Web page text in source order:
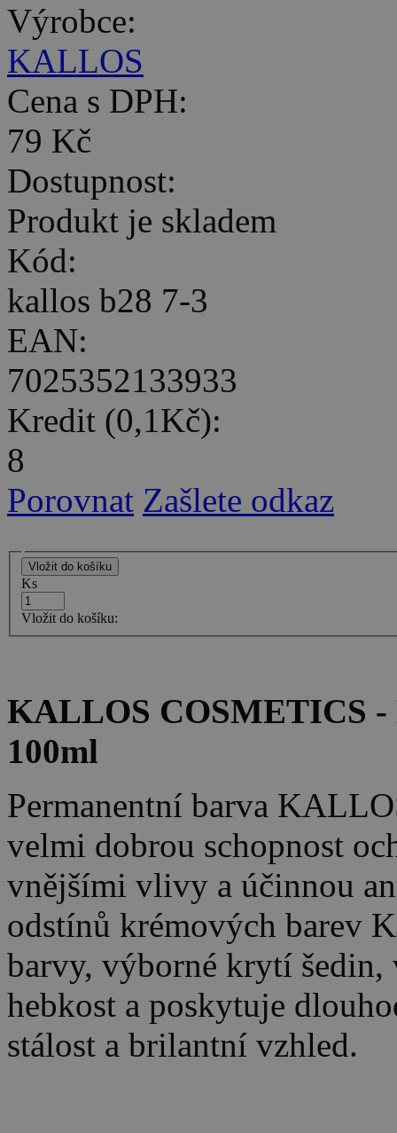
Výrobce:
KALLOS
Cena s DPH:
79 Kč
Dostupnost:
Produkt je skladem
Kód:
kallos b28 7-3
EAN:
7025352133933
Kredit (0,1Kč):
8
Porovnat Zašlete odkaz
Ks
Vložit do košíku:
KALLOS COSMETICS
100ml
Permanentní barva
velmi dobrou schopnost
vnějšími vlivy a účinnou
odstínů krémových barev
barvy, výborné krytí šedin,
hebkost a poskytuje
stálost a brilantní vzhled.